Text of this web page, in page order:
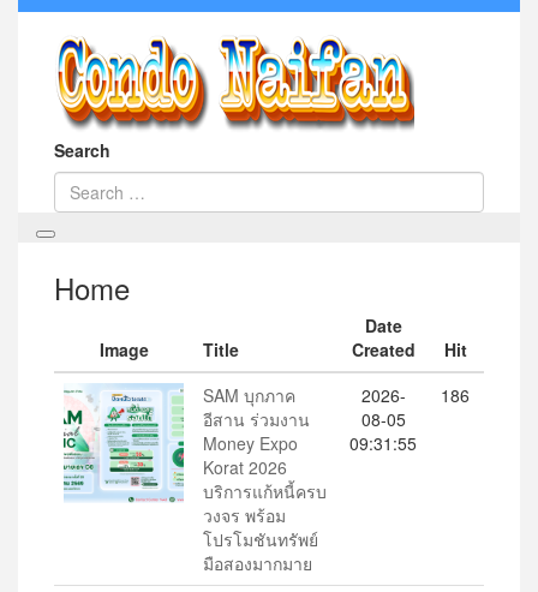
Search
Home
Image Title
Date
Created
Hit
SAM บุกภาค
อีสาน ร่วมงาน
Money Expo
Korat 2026
บริการแก้หนี้ครบ
วงจร พร้อม
โปรโมชันทรัพย์
มือสองมากมาย
2026-
08-05
09:31:55
186